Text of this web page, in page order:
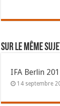
Sur le même
IFA Berlin
14 septembre